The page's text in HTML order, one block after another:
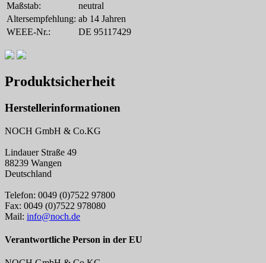
Maßstab:
neutral
Altersempfehlung: ab 14 Jahren
WEEE-Nr.:
DE 95117429
Produktsicherheit
Herstellerinformationen
NOCH GmbH & Co.KG
Lindauer Straße 49
88239 Wangen
Deutschland
Telefon: 0049 (0)7522 97800
Fax: 0049 (0)7522 978080
Mail: info@noch.de
Verantwortliche Person in der EU